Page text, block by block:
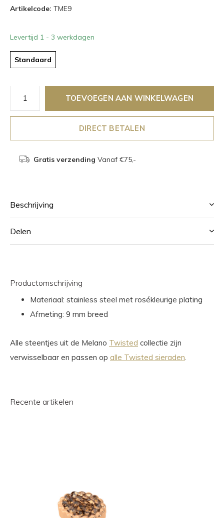
Artikelcode: TME9
Levertijd 1 - 3 werkdagen
Standaard
TOEVOEGEN AAN WINKELWAGEN
DIRECT BETALEN
Gratis verzending Vanaf €75,-
Beschrijving
Delen
Productomschrijving
Materiaal: stainless steel met rosékleurige plating
Afmeting: 9 mm breed
Alle steentjes uit de Melano Twisted collectie zijn
verwisselbaar en passen op alle Twisted sieraden
Recente artikelen